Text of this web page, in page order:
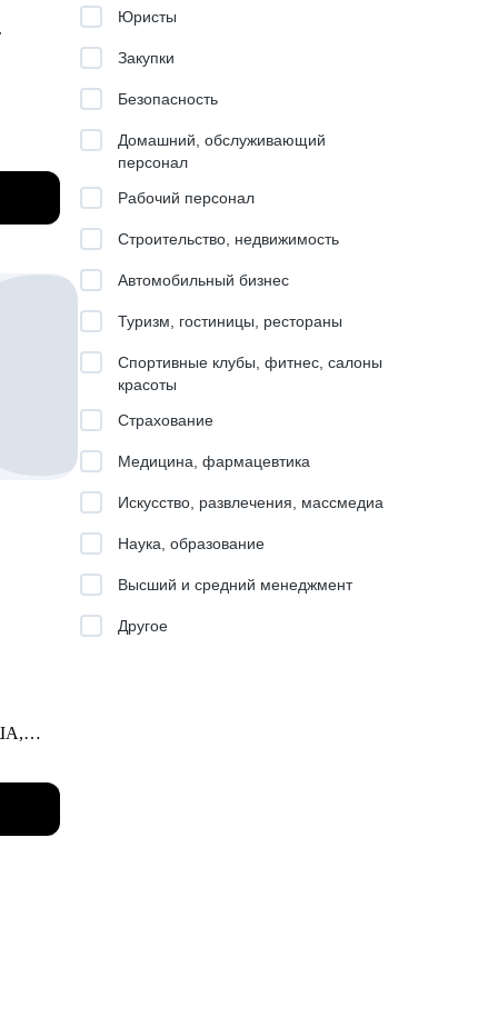
Юристы
Закупки
Безопасность
Домашний, обслуживающий
персонал
Рабочий персонал
Строительство, недвижимость
Автомобильный бизнес
Туризм, гостиницы, рестораны
Спортивные клубы, фитнес, салоны
красоты
Страхование
Медицина, фармацевтика
Искусство, развлечения, массмедиа
Наука, образование
Высший и средний менеджмент
Другое